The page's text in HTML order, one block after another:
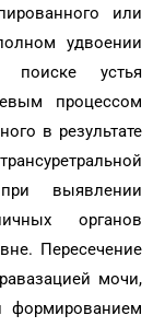
или
удвоении
поиске устья
процессом
в результате
выявлении
органов
Пересечение
мочи,
формированием